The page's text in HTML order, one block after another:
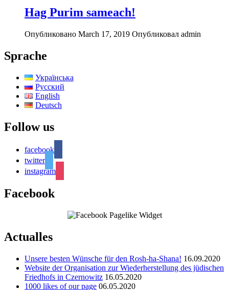
Hag Purim sameach!
Опубликовано March 17, 2019 Опубликовал admin
Sprache
Українська
Русский
English
Deutsch
Follow us
facebook
twitter
instagram
Facebook
Actualles
Unsere besten Wünsche für den Rosh-ha-Shana! 16.09.2020
Website der Organisation zur Wiederherstellung des jüdischen
Friedhofs in Czernowitz 16.05.2020
1000 likes of our page 06.05.2020